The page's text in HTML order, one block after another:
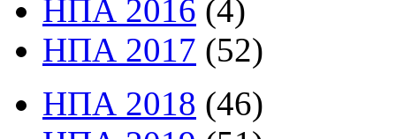
НПА 2016 (4)
НПА 2017 (52)
НПА 2018 (46)